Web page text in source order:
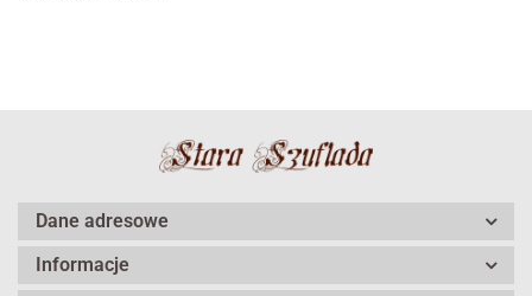
Dane adresowe
Informacje